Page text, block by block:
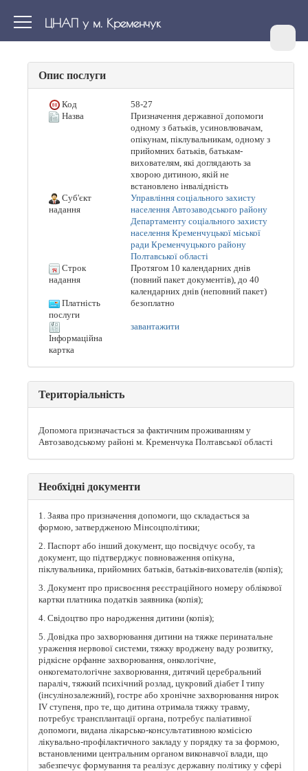
ЦНАП у м. Кременчук
Опис послуги
Код
58-27
Назва
Призначення державної допомоги
одному з батьків, усиновлювачам,
опікунам, піклувальникам, одному з
прийомних батьків, батькам-
вихователям, які доглядають за
хворою дитиною, якій не
встановлено інвалідність
Суб'єкт
надання
Управління соціального захисту
населення Автозаводського району
Департаменту соціального захисту
населення Кременчуцької міської
ради Кременчуцького району
Полтавської області
Строк
надання
Протягом 10 календарних днів
(повний пакет документів), до 40
календарних днів (неповний пакет)
Платність
послуги
безоплатно
Інформаційна
картка
завантажити
Територіальність
Допомога призначається за фактичним проживанням у
Автозаводському районі м. Кременчука Полтавської області
Необхідні документи
1. Заява про призначення допомоги, що складається за
формою, затвердженою Мінсоцполітики;
2. Паспорт або інший документ, що посвідчує особу, та
документ, що підтверджує повноваження опікуна,
піклувальника, прийомних батьків, батьків-вихователів (копія);
3. Документ про присвоєння реєстраційного номеру облікової
картки платника податків заявника (копія);
4. Свідоцтво про народження дитини (копія);
5. Довідка про захворювання дитини на тяжке перинатальне
ураження нервової системи, тяжку вроджену ваду розвитку,
рідкісне орфанне захворювання, онкологічне,
онкогематологічне захворювання, дитячий церебральний
параліч, тяжкий психічний розлад, цукровий діабет I типу
(інсулінозалежний), гостре або хронічне захворювання нирок
IV ступеня, про те, що дитина отримала тяжку травму,
потребує трансплантації органа, потребує паліативної
допомоги, видана лікарсько-консультативною комісією
лікувально-профілактичного закладу у порядку та за формою,
встановленими центральним органом виконавчої влади, що
забезпечує формування та реалізує державну політику у сфері